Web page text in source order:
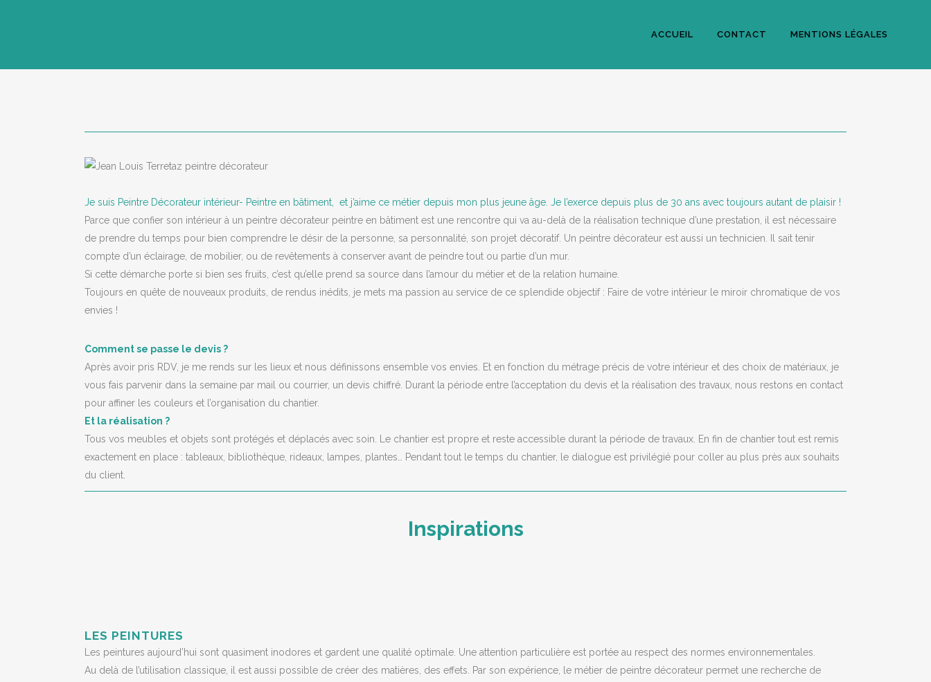
ACCUEIL CONTACT MENTIONS LÉGALES
Je suis Peintre Décorateur intérieur- Peintre en bâtiment, et j’aime ce métier depuis mon plus jeune âge. Je l’exerce depuis plus de 30 ans avec toujours autant de plaisir !
Parce que confier son intérieur à un peintre décorateur peintre en bâtiment est une rencontre qui va au-delà de la réalisation technique d’une prestation, il est nécessaire
de prendre du temps pour bien comprendre le désir de la personne, sa personnalité, son projet décoratif. Un peintre décorateur est aussi un technicien. Il sait tenir
compte d’un éclairage, de mobilier, ou de revêtements à conserver avant de peindre tout ou partie d’un mur.
Si cette démarche porte si bien ses fruits, c’est qu’elle prend sa source dans l’amour du métier et de la relation humaine.
Toujours en quête de nouveaux produits, de rendus inédits, je mets ma passion au service de ce splendide objectif : Faire de votre intérieur le miroir chromatique de vos
envies !
Comment se passe le devis ?
Après avoir pris RDV, je me rends sur les lieux et nous définissons ensemble vos envies. Et en fonction du métrage précis de votre intérieur et des choix de matériaux, je
vous fais parvenir dans la semaine par mail ou courrier, un devis chiffré. Durant la période entre l’acceptation du devis et la réalisation des travaux, nous restons en contact
pour affiner les couleurs et l’organisation du chantier.
Et la réalisation ?
Tous vos meubles et objets sont protégés et déplacés avec soin. Le chantier est propre et reste accessible durant la période de travaux. En fin de chantier tout est remis
exactement en place : tableaux, bibliothèque, rideaux, lampes, plantes… Pendant tout le temps du chantier, le dialogue est privilégié pour coller au plus près aux souhaits
du client.
Inspirations
LES PEINTURES
Les peintures aujourd’hui sont quasiment inodores et gardent une qualité optimale. Une attention particulière est portée au respect des normes environnementales.
Au delà de l’utilisation classique, il est aussi possible de créer des matières, des effets. Par son expérience, le métier de peintre décorateur permet une recherche de